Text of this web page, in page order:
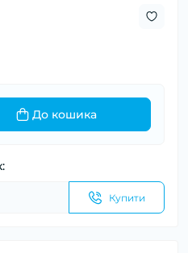
До кошика
Купити